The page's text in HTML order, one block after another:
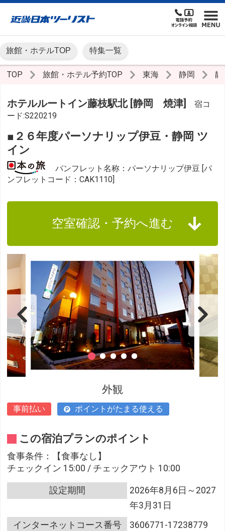
旅館・ホテルTOP 特集一覧
TOP 旅館・ホテル予約TOP 東海 静岡 静
ホテルルートイン藤枝駅北 [静岡 焼津]
宿コ
ード:S220219
■２６年度パーソナリップ伊豆・静岡 ツ
イン
パンフレット名称：パーソナリップ伊豆 [パ
ンフレットコード：CAK1110]
空室確認・予約へ進む
外観
事前払い ポイントがたまる使える
この宿泊プランのポイント
食事条件：【食事なし】
チェックイン 15:00 / チェックアウト 10:00
設定期間
2026年8月6日～2027
年3月31日
インターネットコース番号
3606771-17238779